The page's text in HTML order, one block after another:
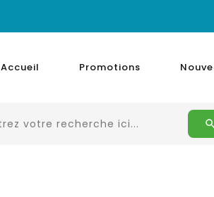
Accueil Promotions